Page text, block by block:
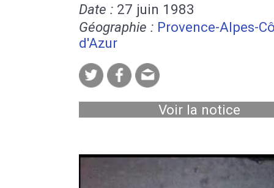
Date : 27 juin 1983
Géographie : Provence-Alpes-
d'Azur
Voir la notice